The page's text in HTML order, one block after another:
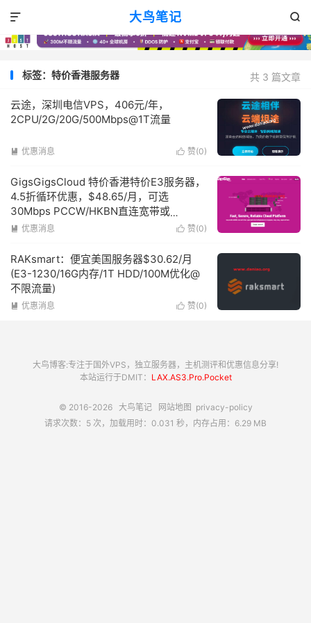
大鸟笔记 

共 3 篇文章
标签：特价香港服务器
云途，深圳电信VPS，406元/年，
2CPU/2G/20G/500Mbps@1T流量
 赞(0)
 优惠消息
GigsGigsCloud 特价香港特价E3服务器，
4.5折循环优惠，$48.65/月，可选
30Mbps PCCW/HKBN直连宽带或
100Mbps国际宽带
 赞(0)
 优惠消息
RAKsmart：便宜美国服务器$30.62/月
(E3-1230/16G内存/1T HDD/100M优化@
不限流量)
 赞(0)
 优惠消息
大鸟博客:专注于国外VPS，独立服务器，主机测评和优惠信息分享!
本站运行于DMIT： LAX.AS3.Pro.Pocket
© 2016-2026 大鸟笔记 网站地图 privacy-policy
请求次数：5 次，加载用时：0.031 秒，内存占用：6.29 MB